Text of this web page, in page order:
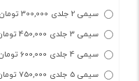
سیمی 2 جلدی 300,000 تومان
سیمی 3 جلدی 450,000 تومان
سیمی 4 جلدی 600,000 تومان
سیمی 5 جلدی 750,000 تومان